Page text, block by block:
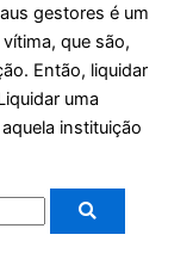
gestores é um
que são,
Então, liquidar
uma
instituição